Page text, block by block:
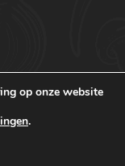
& realisatie:
op onze website
.